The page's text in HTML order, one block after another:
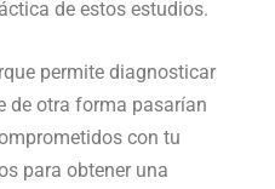
de estos estudios.
permite diagnosticar
de otra forma pasarían
con tu
para obtener una